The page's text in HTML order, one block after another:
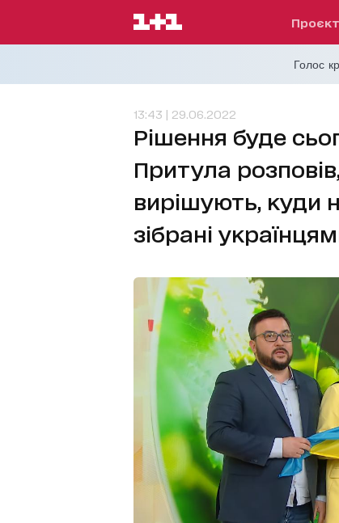
Голос
13:43 | 29.06.2022
Рішення буде
Притула
вирішують, куди
зібрані